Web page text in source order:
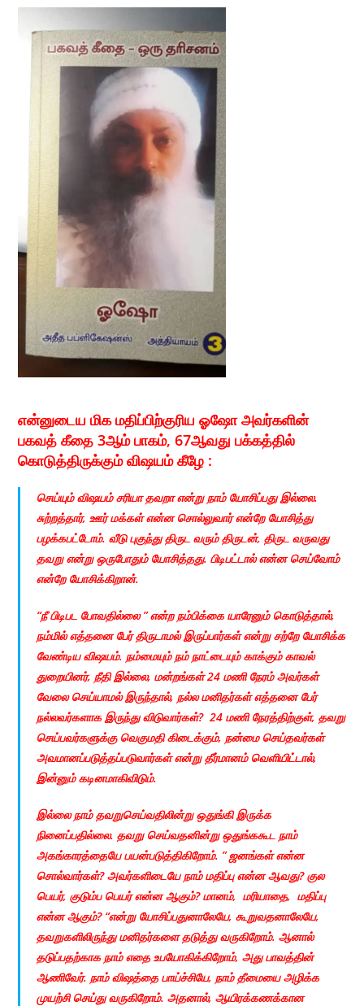
என்னுடைய மிக மதிப்பிற்குரிய ஓஷோ அவர்களின்
பகவத் கீதை 3ஆம் பாகம், 67ஆவது பக்கத்தில்
கொடுத்திருக்கும் விஷயம் கீழே :
செய்யும் விஷயம் சரியா தவறா என்று நாம் யோசிப்பது இல்லை.
சுற்றத்தார், ஊர் மக்கள் என்ன சொல்லுவார் என்றே யோசித்து
பழக்கபட்டோம். வீடு புகுந்து திருட வரும் திருடன், திருட வருவது
தவறு என்று ஒருபோதும் யோசித்தது. பிடிபட்டால் என்ன செய்வோம்
என்றே யோசிக்கிறான்.
“நீ பிடிபட போவதில்லை ” என்ற நம்பிக்கை யாரேனும் கொடுத்தால்,
நம்மில் எத்தனை பேர் திருடாமல் இருப்பார்கள் என்று சற்றே யோசிக்க
வேண்டிய விஷயம். நம்மையும் நம் நாட்டையும் காக்கும் காவல்
துறையினர், நீதி இல்லை, மன்றங்கள் 24 மணி நேரம் அவர்கள்
வேலை செய்யாமல் இருந்தால், நல்ல மனிதர்கள் எத்தனை பேர்
நல்லவர்களாக இருந்து விடுவார்கள்? 24 மணி நேரத்திற்குள், தவறு
செய்பவர்களுக்கு வெகுமதி கிடைக்கும், நன்மை செய்தவர்கள்
அவமானப்படுத்தப்படுவார்கள் என்று தீர்மானம் வெளியிட்டால்,
இன்னும் கடினமாகிவிடும்.
இல்லை நாம் தவறுசெய்வதிலின்று ஒதுங்கி இருக்க
நினைப்பதில்லை. தவறு செய்வதனின்று ஒதுங்ககூட நாம்
அகங்காரத்தையே பயன்படுத்திகிறோம். ” ஜனங்கள் என்ன
சொல்வார்கள்? அவர்களிடையே நாம் மதிப்பு என்ன ஆவது? குல
பெயர், குடும்ப பெயர் என்ன ஆகும்? மானம், மரியாதை, மதிப்பு
என்ன ஆகும்? “என்று யோசிப்பதுனாலேயே, கூறுவதனாலேயே,
தவறுகளிலிருந்து மனிதர்களை தடுத்து வருகிறோம். ஆனால்
தடுப்பதற்காக நாம் எதை உபயோகிக்கிறோம், அது பாவத்தின்
ஆணிவேர். நாம் விஷத்தை பாய்ச்சியே, நாம் தீமையை அழிக்க
முயற்சி செய்து வருகிறோம். அதனால், ஆயிரக்கணக்கான